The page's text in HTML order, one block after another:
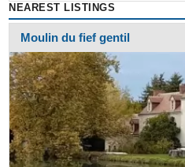
NEAREST LISTINGS
Moulin du fief gentil